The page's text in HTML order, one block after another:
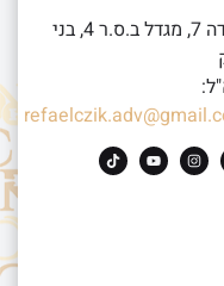
מצדה 7, מגדל ב.ס.ר 4, בני